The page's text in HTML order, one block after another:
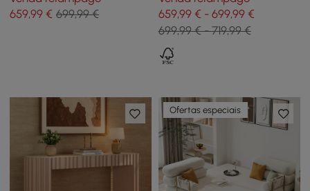
659,99 € 699,99 €
659,99 € - 699,99 €
699,99 € - 719,99 €
Ofertas especiais